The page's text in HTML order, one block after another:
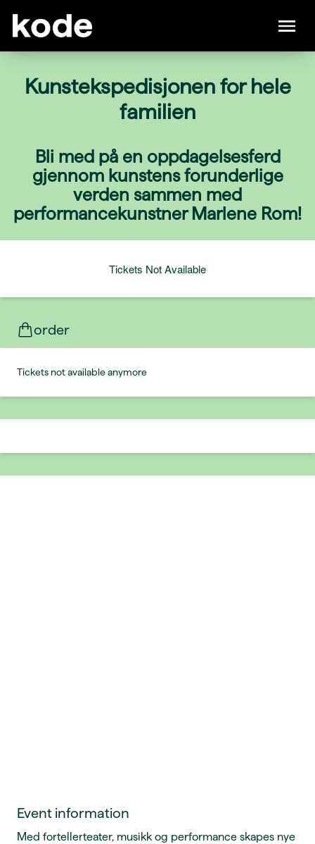
Kunstekspedisjonen for hele
familien
Bli med på en oppdagelsesferd
gjennom kunstens forunderlige
verden sammen med
performancekunstner Marlene Rom!
Tickets Not Available
order
Tickets not available anymore
Event information
Med fortellerteater, musikk og performance skapes nye